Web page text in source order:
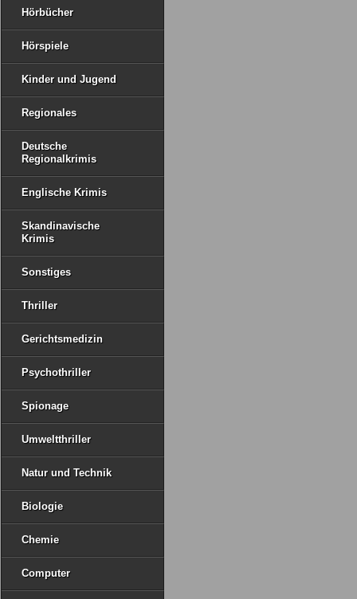
Hörbücher
Hörspiele
Kinder und Jugend
Regionales
Deutsche
Regionalkrimis
Englische Krimis
Skandinavische
Krimis
Sonstiges
Thriller
Gerichtsmedizin
Psychothriller
Spionage
Umweltthriller
Natur und Technik
Biologie
Chemie
Computer